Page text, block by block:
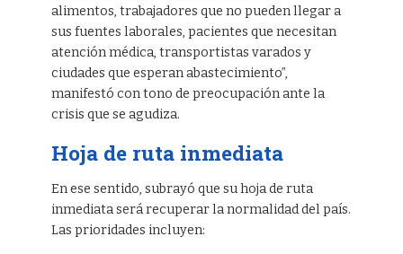
alimentos, trabajadores que no pueden llegar a
sus fuentes laborales, pacientes que necesitan
atención médica, transportistas varados y
ciudades que esperan abastecimiento”,
manifestó con tono de preocupación ante la
crisis que se agudiza.
Hoja de ruta inmediata
En ese sentido, subrayó que su hoja de ruta
inmediata será recuperar la normalidad del país.
Las prioridades incluyen: